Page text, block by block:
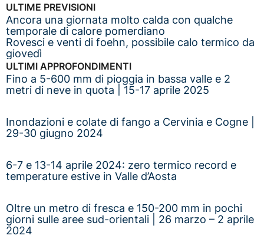
ULTIME PREVISIONI
Ancora una giornata molto calda con qualche
temporale di calore pomerdiano
Rovesci e venti di foehn, possibile calo termico da
giovedì
ULTIMI APPROFONDIMENTI
Fino a 5-600 mm di pioggia in bassa valle e 2
metri di neve in quota | 15-17 aprile 2025
Inondazioni e colate di fango a Cervinia e Cogne |
29-30 giugno 2024
6-7 e 13-14 aprile 2024: zero termico record e
temperature estive in Valle d’Aosta
Oltre un metro di fresca e 150-200 mm in pochi
giorni sulle aree sud-orientali | 26 marzo – 2 aprile
2024